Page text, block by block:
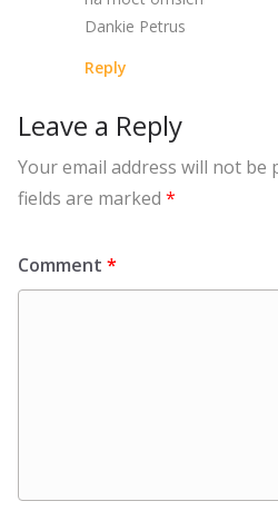
Dankie Petrus
Reply
Leave a Reply
Your email address will not be
fields are marked *
Comment *